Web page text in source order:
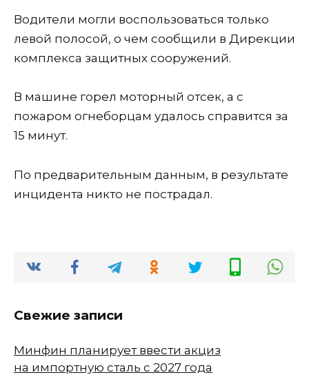
Водители могли воспользоваться только
левой полосой, о чем сообщили в Дирекции
комплекса защитных сооружений.
В машине горел моторный отсек, а с
пожаром огнеборцам удалось справится за
15 минут.
По предварительным данным, в результате
инцидента никто не пострадал.
Свежие записи
Минфин планирует ввести акциз
на импортную сталь с 2027 года